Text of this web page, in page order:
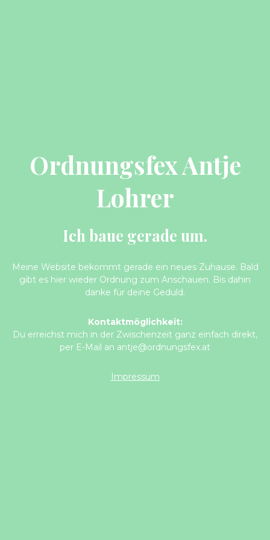
Ordnungsfex Antje
Lohrer
Ich baue gerade um.
Meine Website bekommt gerade ein neues Zuhause. Bald
gibt es hier wieder Ordnung zum Anschauen. Bis dahin
danke für deine Geduld.
Kontaktmöglichkeit:
Du erreichst mich in der Zwischenzeit ganz einfach direkt,
per E-Mail an antje@ordnungsfex.at
Impressum